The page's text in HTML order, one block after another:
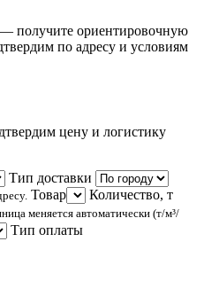
получите ориентировочную
по адресу и условиям
цену и логистику
Тип доставки
Товар Количество, т
меняется автоматически (т/м³/
Тип оплаты